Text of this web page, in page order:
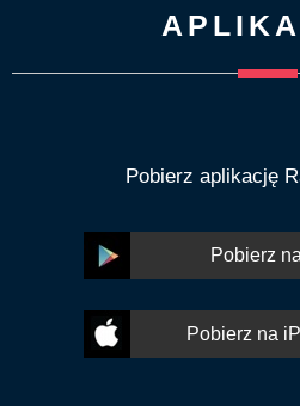
Pobierz aplikację
Pobierz
Pobierz na